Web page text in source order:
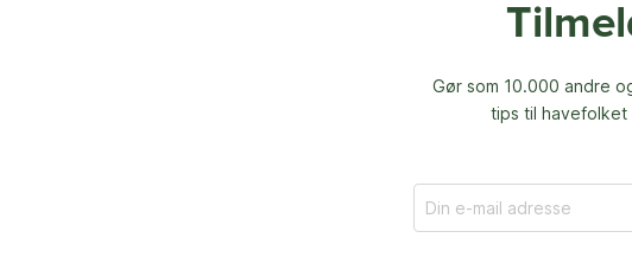
Gør som 10.000 andre
tips til havefolket